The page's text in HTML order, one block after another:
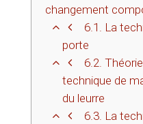
changement
6.1. La
porte
6.2.
technique de
du leurre
6.3. La